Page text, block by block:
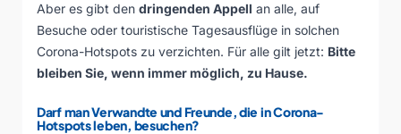
Aber es gibt den dringenden Appell an alle, auf
Besuche oder touristische Tagesausflüge in solchen
Corona-Hotspots zu verzichten. Für alle gilt jetzt: Bitte
bleiben Sie, wenn immer möglich, zu Hause.
Darf man Verwandte und Freunde, die in Corona-
Hotspots leben, besuchen?